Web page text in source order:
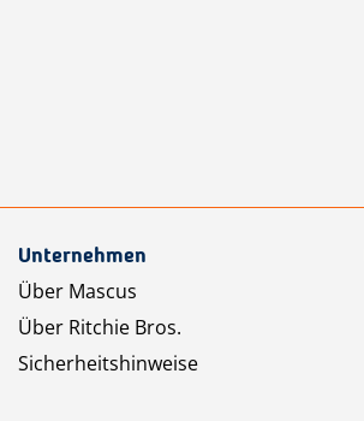
Unternehmen
Über Mascus
Über Ritchie Bros.
Sicherheitshinweise